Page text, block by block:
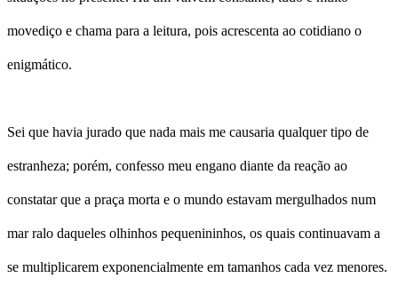
movediço e chama para a leitura, pois acrescenta ao cotidiano o
enigmático.
Sei que havia jurado que nada mais me causaria qualquer tipo de
estranheza; porém, confesso meu engano diante da reação ao
constatar que a praça morta e o mundo estavam mergulhados num
mar ralo daqueles olhinhos pequenininhos, os quais continuavam a
se multiplicarem exponencialmente em tamanhos cada vez menores.